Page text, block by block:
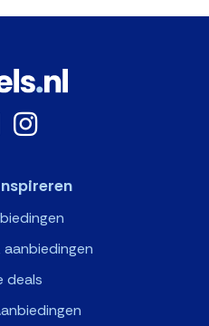
aanbiedingen
deals